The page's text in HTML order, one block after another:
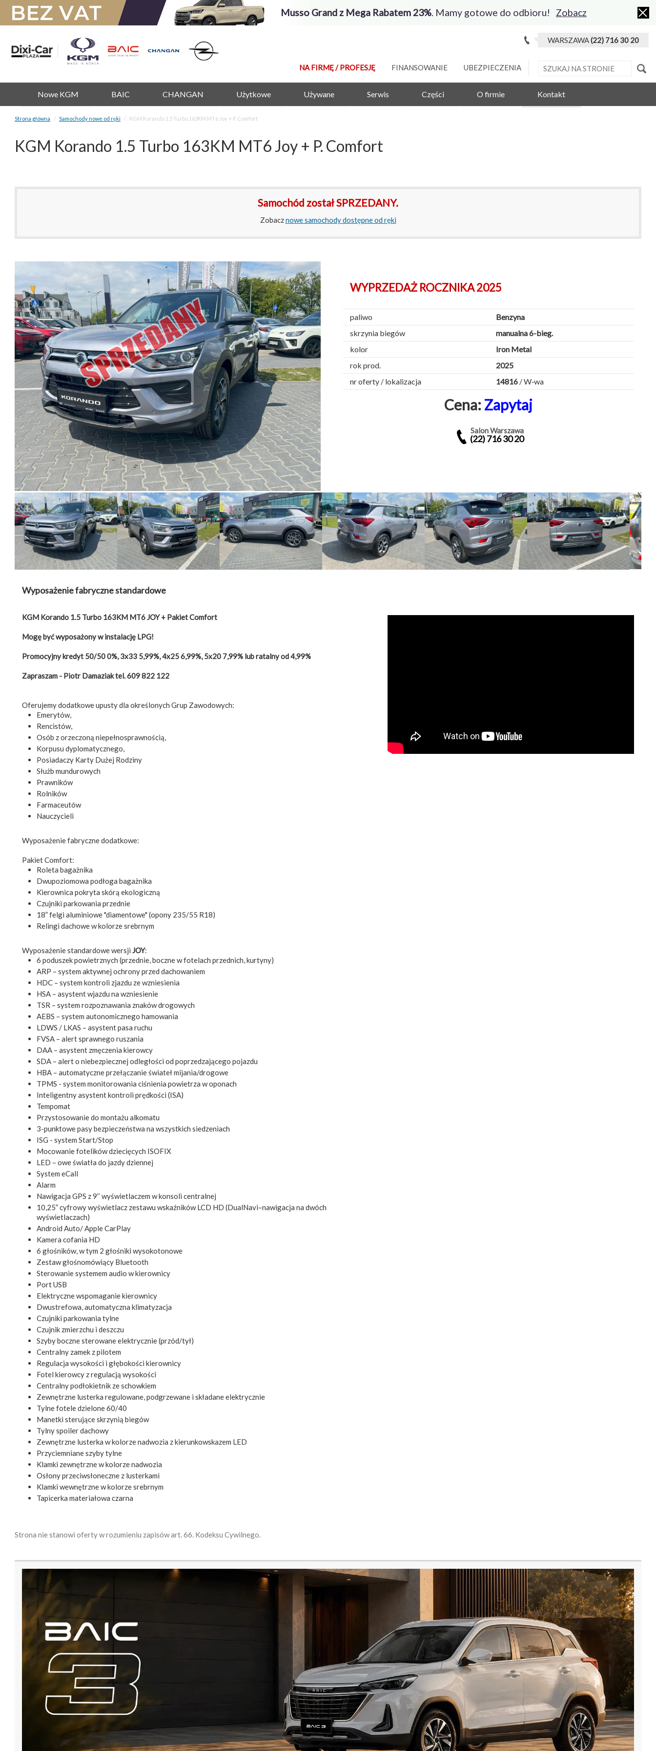
Musso Grand z Mega Rabatem 23%. Mamy gotowe do odbioru! Zobacz
WARSZAWA(22) 716 30 20
NA FIRMĘ / PROFESJĘ FINANSOWANIE UBEZPIECZENIA
Nowe KGM BAIC CHANGAN Użytkowe Używane Serwis Części O firmie Kontakt
Strona główna Samochody nowe od ręki KGM Korando 1.5 Turbo 163KM MT6 Joy + P. Comfort
KGM Korando 1.5 Turbo 163KM MT6 Joy + P. Comfort
Samochód został SPRZEDANY.
Zobacznowe samochody dostępne od ręki
WYPRZEDAŻ ROCZNIKA 2025
paliwo
Benzyna
skrzynia biegów
manualna 6-bieg.
kolor
Iron Metal
rok prod.
2025
nr oferty / lokalizacja
14816 / W‑wa
Cena:Zapytaj
Salon Warszawa
(22) 716 30 20
Wyposażenie fabryczne standardowe
KGM Korando 1.5 Turbo 163KM MT6 JOY + Pakiet Comfort
Mogę być wyposażony w instalację LPG!
Promocyjny kredyt 50/50 0%, 3x33 5,99%, 4x25 6,99%, 5x20 7,99% lub ratalny od 4,99%
Zapraszam - Piotr Damaziak tel. 609 822 122
Oferujemy dodatkowe upusty dla określonych Grup Zawodowych:
Emerytów,
Rencistów,
Osób z orzeczoną niepełnosprawnością,
Korpusu dyplomatycznego,
Posiadaczy Karty Dużej Rodziny
Służb mundurowych
Prawników
Rolników
Farmaceutów
Nauczycieli
Wyposażenie fabryczne dodatkowe:
Pakiet Comfort:
Roleta bagażnika
Dwupoziomowa podłoga bagażnika
Kierownica pokryta skórą ekologiczną
Czujniki parkowania przednie
18” felgi aluminiowe "diamentowe" (opony 235/55 R18)
Relingi dachowe w kolorze srebrnym
Wyposażenie standardowe wersji JOY:
6 poduszek powietrznych (przednie, boczne w fotelach przednich, kurtyny)
ARP – system aktywnej ochrony przed dachowaniem
HDC – system kontroli zjazdu ze wzniesienia
HSA – asystent wjazdu na wzniesienie
TSR – system rozpoznawania znaków drogowych
AEBS – system autonomicznego hamowania
LDWS / LKAS – asystent pasa ruchu
FVSA – alert sprawnego ruszania
DAA – asystent zmęczenia kierowcy
SDA – alert o niebezpiecznej odległości od poprzedzającego pojazdu
HBA – automatyczne przełączanie świateł mijania/drogowe
TPMS - system monitorowania ciśnienia powietrza w oponach
Inteligentny asystent kontroli prędkości (ISA)
Tempomat
Przystosowanie do montażu alkomatu
3-punktowe pasy bezpieczeństwa na wszystkich siedzeniach
ISG - system Start/Stop
Mocowanie fotelików dziecięcych ISOFIX
LED – owe światła do jazdy dziennej
System eCall
Alarm
Nawigacja GPS z 9’’ wyświetlaczem w konsoli centralnej
10,25” cyfrowy wyświetlacz zestawu wskaźników LCD HD (DualNavi–nawigacja na dwóch
wyświetlaczach)
Android Auto/ Apple CarPlay
Kamera cofania HD
6 głośników, w tym 2 głośniki wysokotonowe
Zestaw głośnomówiący Bluetooth
Sterowanie systemem audio w kierownicy
Port USB
Elektryczne wspomaganie kierownicy
Dwustrefowa, automatyczna klimatyzacja
Czujniki parkowania tylne
Czujnik zmierzchu i deszczu
Szyby boczne sterowane elektrycznie (przód/tył)
Centralny zamek z pilotem
Regulacja wysokości i głębokości kierownicy
Fotel kierowcy z regulacją wysokości
Centralny podłokietnik ze schowkiem
Zewnętrzne lusterka regulowane, podgrzewane i składane elektrycznie
Tylne fotele dzielone 60/40
Manetki sterujące skrzynią biegów
Tylny spoiler dachowy
Zewnętrzne lusterka w kolorze nadwozia z kierunkowskazem LED
Przyciemniane szyby tylne
Klamki zewnętrzne w kolorze nadwozia
Osłony przeciwsłoneczne z lusterkami
Klamki wewnętrzne w kolorze srebrnym
Tapicerka materiałowa czarna
Strona nie stanowi oferty w rozumieniu zapisów art. 66. Kodeksu Cywilnego.